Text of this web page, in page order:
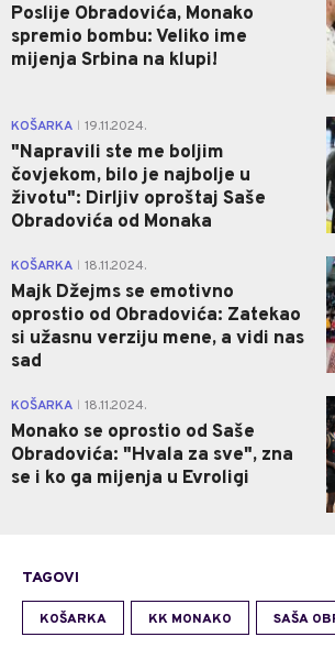
Poslije Obradovića, Monako
spremio bombu: Veliko ime
mijenja Srbina na klupi!
KOŠARKA 19.11.2024.
"Napravili ste me boljim
čovjekom, bilo je najbolje u
životu": Dirljiv oproštaj Saše
Obradovića od Monaka
KOŠARKA 18.11.2024.
Majk Džejms se emotivno
oprostio od Obradovića: Zatekao
si užasnu verziju mene, a vidi nas
sad
KOŠARKA 18.11.2024.
Monako se oprostio od Saše
Obradovića: "Hvala za sve", zna
se i ko ga mijenja u Evroligi
TAGOVI
KOŠARKA KK MONAKO SAŠA